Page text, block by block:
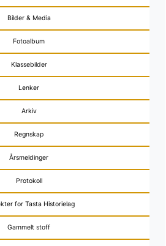
Bilder & Media
Fotoalbum
Klassebilder
Lenker
Arkiv
Regnskap
Årsmeldinger
Protokoll
for Tasta Historielag
Gammelt stoff